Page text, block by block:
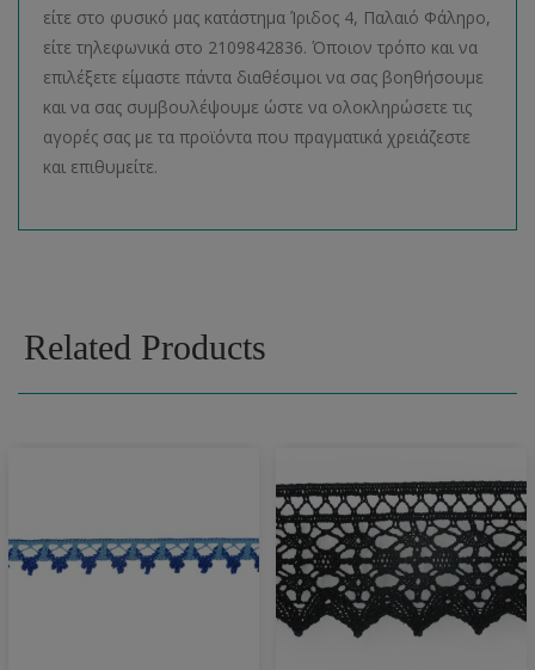
είτε στο φυσικό μας κατάστημα Ίριδος 4, Παλαιό Φάληρο,
είτε τηλεφωνικά στο 2109842836. Όποιον τρόπο και να
επιλέξετε είμαστε πάντα διαθέσιμοι να σας βοηθήσουμε
και να σας συμβουλέψουμε ώστε να ολοκληρώσετε τις
αγορές σας με τα προϊόντα που πραγματικά χρειάζεστε
και επιθυμείτε.
Related Products